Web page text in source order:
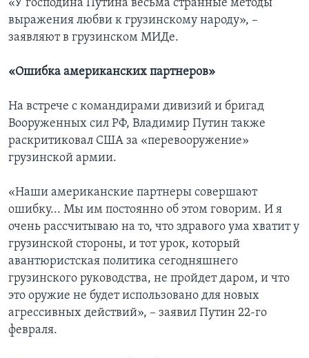
«У господина Путина весьма странные методы
выражения любви к грузинскому народу», –
заявляют в грузинском МИДе.
«Ошибка американских партнеров»
На встрече с командирами дивизий и бригад
Вооруженных сил РФ, Владимир Путин также
раскритиковал США за «перевооружение»
грузинской армии.
«Наши американские партнеры совершают
ошибку... Мы им постоянно об этом говорим. И я
очень рассчитываю на то, что здравого ума хватит у
грузинской стороны, и тот урок, который
авантюристская политика сегодняшнего
грузинского руководства, не пройдет даром, и что
это оружие не будет использовано для новых
агрессивных действий», – заявил Путин 22-го
февраля.